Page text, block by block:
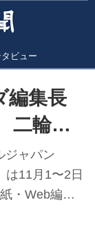
ビュー
編集長
二輪誌
州を
ジャパン
は11月1〜2日
・Web編集
ト「第31回